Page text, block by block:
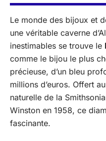
Le monde des bijoux et
une véritable caverne
inestimables se trouve le
comme le bijou le plus
précieuse, d’un bleu
millions d’euros. Offert
naturelle de la
Winston en 1958, ce
fascinante.